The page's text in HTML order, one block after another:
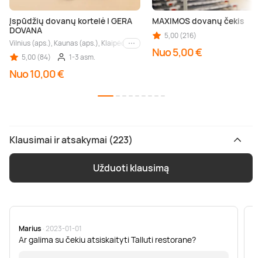
Įspūdžių dovanų kortelė | GERA
DOVANA
Vilnius (aps.), Kaunas (aps.), Klaipėda (aps.), Palanga (aps.), Nida (aps.),
Kiti miestai
5,00 (84)
1-3 asm.
Nuo 10,00 €
MAXIMOS dovanų čekis
5,00 (216)
Nuo 5,00 €
Klausimai ir atsakymai (223)
Užduoti klausimą
Marius · 2023-01-01
Ar galima su čekiu atsiskaityti Talluti restorane?